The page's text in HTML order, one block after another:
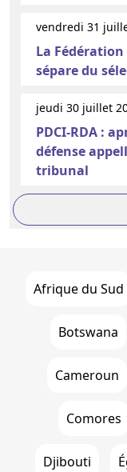
vendredi 31
La
sépare du
jeudi 30 juillet
PDCI-RDA :
défense
tribunal
Afrique du Sud
Botswana
Cameroun
Comores
Djibouti